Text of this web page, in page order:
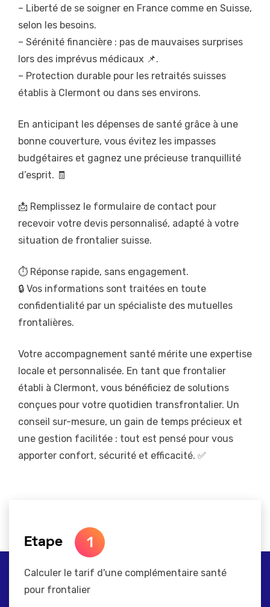
– Liberté de se soigner en France comme en Suisse,
selon les besoins.
– Sérénité financière : pas de mauvaises surprises
lors des imprévus médicaux 📌.
– Protection durable pour les retraités suisses
établis à Clermont ou dans ses environs.
En anticipant les dépenses de santé grâce à une
bonne couverture, vous évitez les impasses
budgétaires et gagnez une précieuse tranquillité
d’esprit. 🧾
📩 Remplissez le formulaire de contact pour
recevoir votre devis personnalisé, adapté à votre
situation de frontalier suisse.
⏱️ Réponse rapide, sans engagement.
🔒 Vos informations sont traitées en toute
confidentialité par un spécialiste des mutuelles
frontalières.
Votre accompagnement santé mérite une expertise
locale et personnalisée. En tant que frontalier
établi à Clermont, vous bénéficiez de solutions
conçues pour votre quotidien transfrontalier. Un
conseil sur-mesure, un gain de temps précieux et
une gestion facilitée : tout est pensé pour vous
apporter confort, sécurité et efficacité. ✅
Etape 1
Calculer le tarif d'une complémentaire santé
pour frontalier